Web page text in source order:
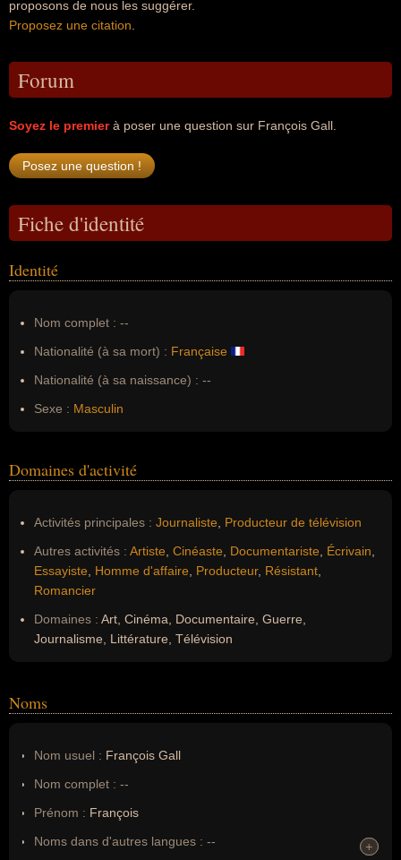
proposons de nous les suggérer.
Proposez une citation
Forum
Soyez le premierà poser une question sur François Gall.
Fiche d'identité
Identité
Nom complet : --
Nationalité (à sa mort) : Française
Nationalité (à sa naissance) : --
Sexe : Masculin
Domaines d'activité
Activités principales : Journaliste
Producteur de télévision
Autres activités : Artiste Cinéaste Documentariste Écrivain
Essayiste
Homme d'affaire Producteur, Résistant
Romancier
Domaines : Art, Cinéma, Documentaire, Guerre,
Journalisme, Littérature, Télévision
Noms
Nom usuel : François Gall
Nom complet : --
Prénom : François
Noms dans d'autres langues : --
+
+